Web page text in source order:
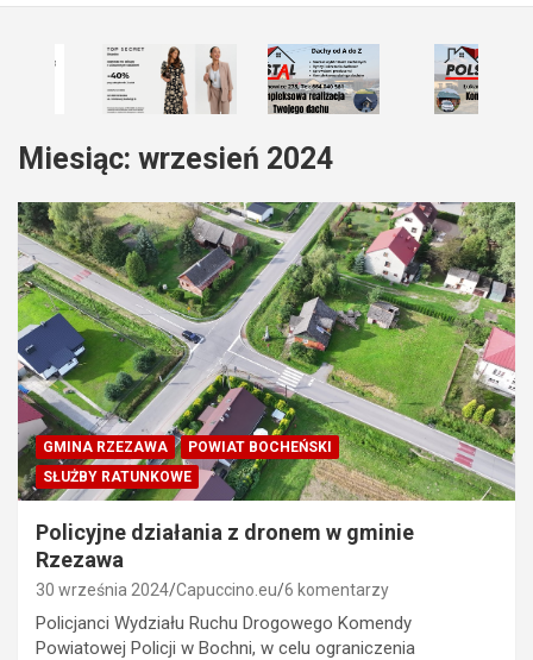
Miesiąc: wrzesień 2024
GMINA RZEZAWA
POWIAT BOCHEŃSKI
SŁUŻBY RATUNKOWE
Policyjne działania z dronem w gminie
Rzezawa
30 września 2024 Capuccino.eu 6 komentarzy
Policjanci Wydziału Ruchu Drogowego Komendy
Powiatowej Policji w Bochni, w celu ograniczenia